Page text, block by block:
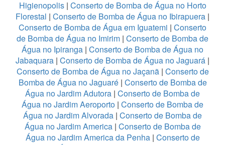
Higienopolis| Conserto de Bomba de Água no Horto
Florestal | Conserto de Bomba de Água no Ibirapuera |
Conserto de Bomba de Água em Iguatemi | Conserto
de Bomba de Água no Imirim | Conserto de Bomba de
Água no Ipiranga | Conserto de Bomba de Água no
Jabaquara | Conserto de Bomba de Água no Jaguará |
Conserto de Bomba de Água no Jaçanã| Conserto de
Bomba de Água no Jaguaré| Conserto de Bomba de
Água no Jardim Adutora | Conserto de Bomba de
Água no Jardim Aeroporto | Conserto de Bomba de
Água no Jardim Alvorada | Conserto de Bomba de
Água no Jardim America| Conserto de Bomba de
Água no Jardim America da Penha| Conserto de